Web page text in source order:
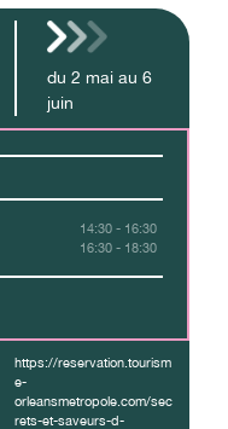
du 2 mai au 6
juin
14:30 - 16:30
16:30 - 18:30
https://reservation.tourism
e-
orleansmetropole.com/sec
rets-et-saveurs-d-